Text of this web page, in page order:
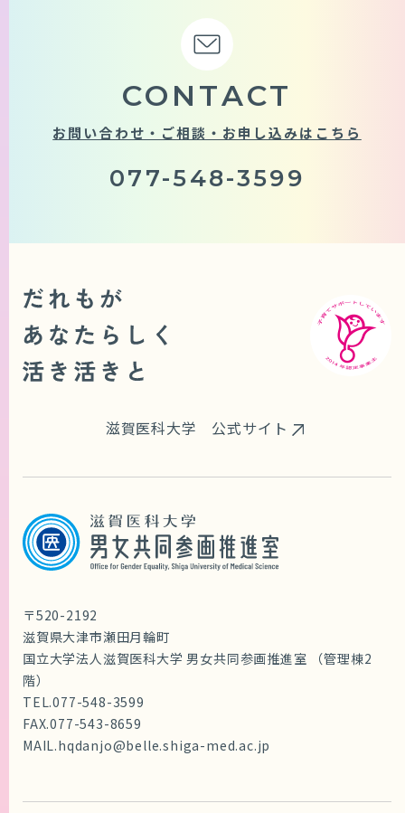
CONTACT
お問い合わせ・ご相談・お申し込みはこちら
077-548-3599
滋賀医科大学 公式サイト
〒520-2192
滋賀県大津市瀬田月輪町
国立大学法人滋賀医科大学 男女共同参画推進室 （管理棟2
階）
TEL.077-548-3599
FAX.077-543-8659
MAIL.hqdanjo@belle.shiga-med.ac.jp